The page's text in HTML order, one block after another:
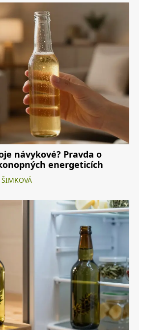
návykové? Pravda o
energeticích
ŠIMKOVÁ